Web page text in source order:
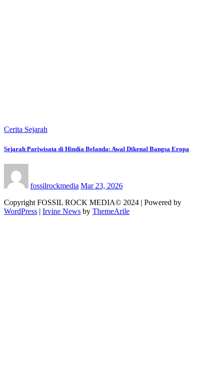
Cerita Sejarah
Sejarah Pariwisata di Hindia Belanda: Awal Dikenal Bangsa Eropa
fossilrockmedia Mar 23, 2026
Copyright FOSSIL ROCK MEDIA© 2024 | Powered by
WordPress | Irvine News by ThemeArile